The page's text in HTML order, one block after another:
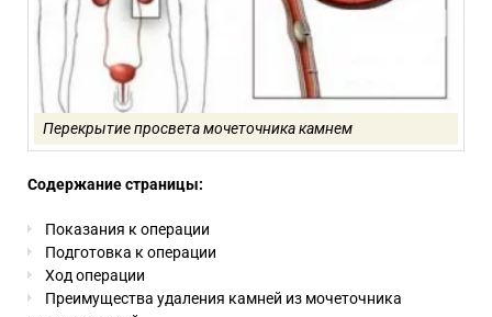
Перекрытие просвета мочеточника камнем
Содержание страницы:
Показания к операции
Подготовка к операции
Ход операции
Преимущества удаления камней из мочеточника